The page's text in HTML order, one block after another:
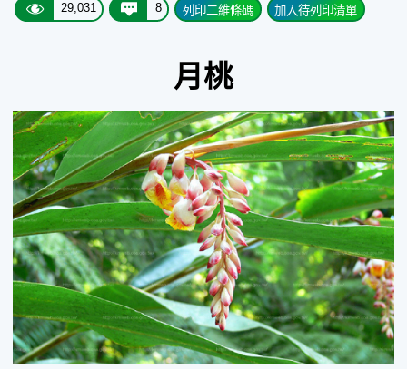
29,031 8 列印二維條碼 加入待列印清單
月桃